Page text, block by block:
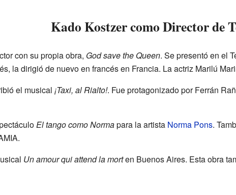
Kado Kostzer como Director de
con su propia obra, God save the Queen. Se presentó en el
la dirigió de nuevo en francés en Francia. La actriz Marilú
el musical ¡Taxi, al Rialto!. Fue protagonizado por Ferrán
El tango como Normapara la artista Norma Pons.
Un amour qui attend la morten Buenos Aires. Esta obra